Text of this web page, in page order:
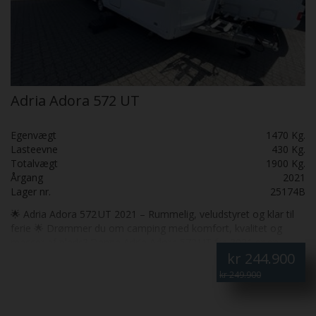
Adria Adora 572 UT
Egenvægt
1470 Kg.
Lasteevne
430 Kg.
Totalvægt
1900 Kg.
Årgang
2021
Lager nr.
25174B
🌟 Adria Adora 572 UT 2021 – Rummelig, veludstyret og klar til
masser af plads? Denne Adria Adora 572 UT fra 2021 er en
velholdt og komplet udstyret vogn, perfekt til både familieferier
og par, der ønsker ekstra komfort på turen – både sommer og
vinter takket være Alde centralvarme. 🏡 Indretning & Komfort
kr 244.900
kr 249.900